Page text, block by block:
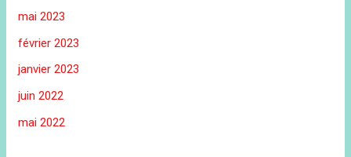
mai 2023
février 2023
janvier 2023
juin 2022
mai 2022